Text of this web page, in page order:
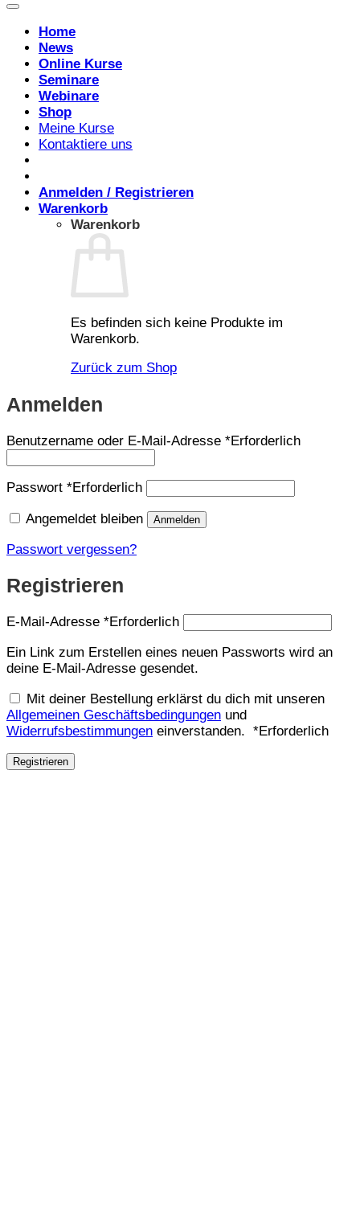
Home
News
Online Kurse
Seminare
Webinare
Shop
Meine Kurse
Kontaktiere uns
Anmelden / Registrieren
Warenkorb
Warenkorb
Es befinden sich keine Produkte im
Warenkorb.
Zurück zum Shop
Anmelden
Benutzername oder E-Mail-Adresse *Erforderlich
Passwort *Erforderlich
Angemeldet bleiben Anmelden
Passwort vergessen?
Registrieren
E-Mail-Adresse *Erforderlich
Ein Link zum Erstellen eines neuen Passworts wird an
deine E-Mail-Adresse gesendet.
Mit deiner Bestellung erklärst du dich mit unseren
Allgemeinen Geschäftsbedingungen und
Widerrufsbestimmungen einverstanden. *Erforderlich
Registrieren